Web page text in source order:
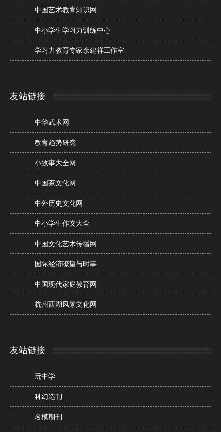
中国艺术教育知识网
中小学生学习力训练中心
学习力教育专家余建祥工作室
友站链接
中华武术网
教育趋势研究
小故事大全网
中国茶文化网
中外历史文化网
中小学生作文大全
中国文化艺术传播网
国际经济瞭望与时事
中国现代家庭教育网
杭州西湖风景文化网
友站链接
玩中学
科幻选刊
名模期刊